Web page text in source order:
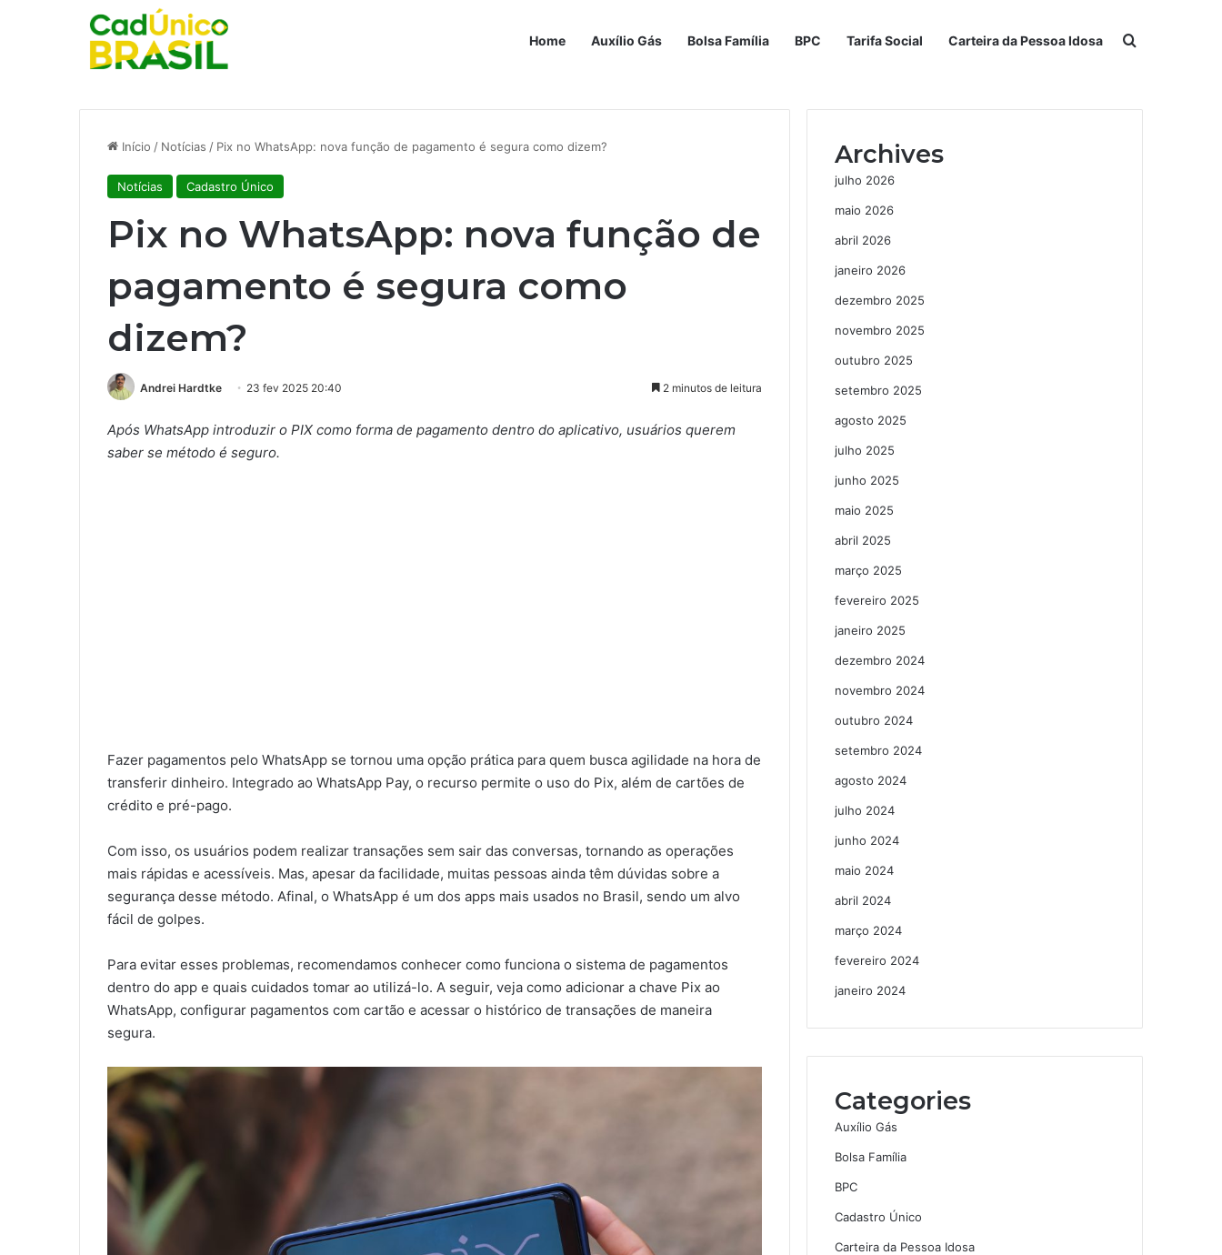
Home Auxílio Gás Bolsa Família BPC Tarifa Social Carteira da Pessoa Idosa Procurar por
Início / Notícias / Pix no WhatsApp: nova função de pagamento é segura como dizem?
Notícias Cadastro Único
Pix no WhatsApp: nova função de
pagamento é segura como
dizem?
Andrei Hardtke 23 fev 2025 20:40 2 minutos de leitura
Após WhatsApp introduzir o PIX como forma de pagamento dentro do aplicativo, usuários querem
saber se método é seguro.
Fazer pagamentos pelo WhatsApp se tornou uma opção prática para quem busca agilidade na hora de
transferir dinheiro. Integrado ao WhatsApp Pay, o recurso permite o uso do Pix, além de cartões de
crédito e pré-pago.
Com isso, os usuários podem realizar transações sem sair das conversas, tornando as operações
mais rápidas e acessíveis. Mas, apesar da facilidade, muitas pessoas ainda têm dúvidas sobre a
segurança desse método. Afinal, o WhatsApp é um dos apps mais usados no Brasil, sendo um alvo
fácil de golpes.
Para evitar esses problemas, recomendamos conhecer como funciona o sistema de pagamentos
dentro do app e quais cuidados tomar ao utilizá-lo. A seguir, veja como adicionar a chave Pix ao
WhatsApp, configurar pagamentos com cartão e acessar o histórico de transações de maneira
segura.
Archives
julho 2026
maio 2026
abril 2026
janeiro 2026
dezembro 2025
novembro 2025
outubro 2025
setembro 2025
agosto 2025
julho 2025
junho 2025
maio 2025
abril 2025
março 2025
fevereiro 2025
janeiro 2025
dezembro 2024
novembro 2024
outubro 2024
setembro 2024
agosto 2024
julho 2024
junho 2024
maio 2024
abril 2024
março 2024
fevereiro 2024
janeiro 2024
Categories
Auxílio Gás
Bolsa Família
BPC
Cadastro Único
Carteira da Pessoa Idosa